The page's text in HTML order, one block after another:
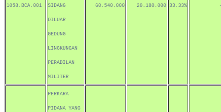
1058.BCA.001 SIDANG
DILUAR
GEDUNG
LINGKUNGAN
PERADILAN
MILITER
60.540.000 20.180.000 33.33%
PERKARA
PIDANA YANG